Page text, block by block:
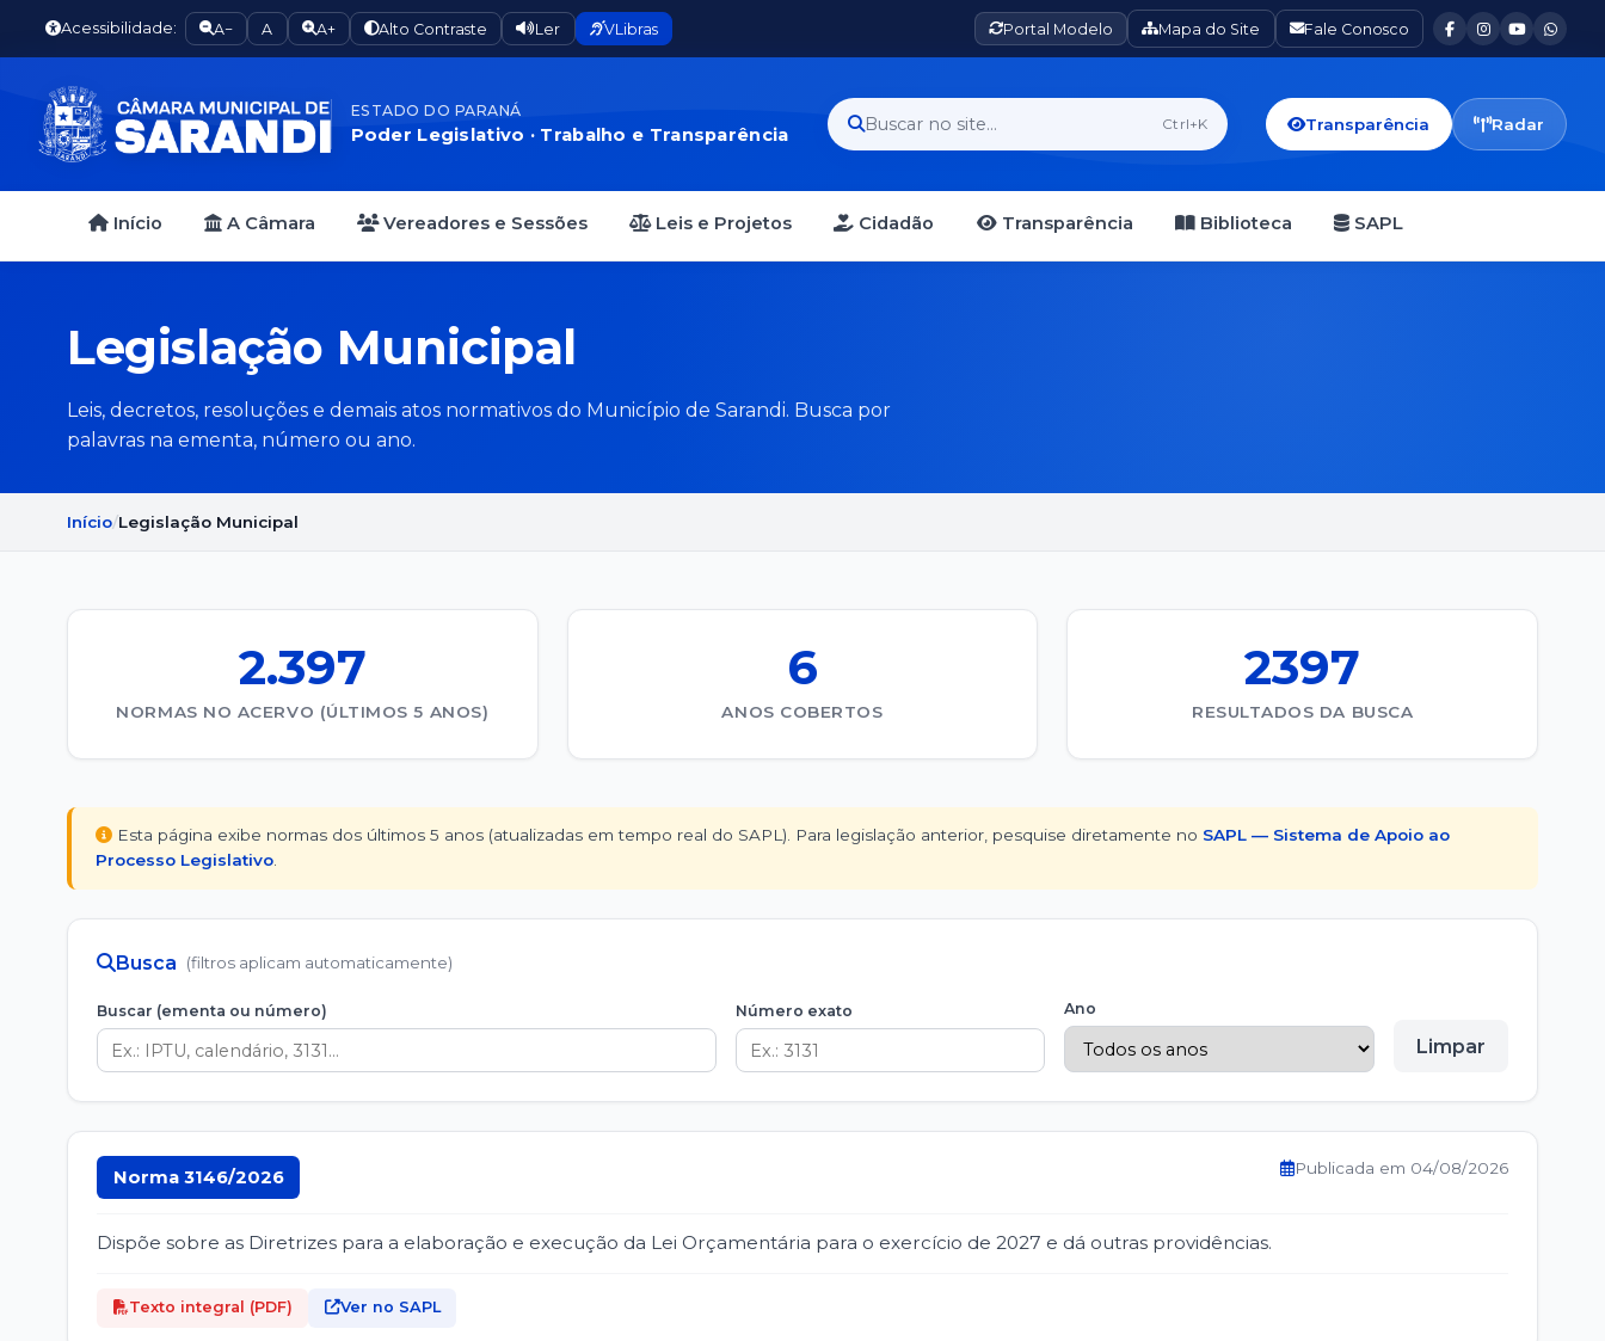
Acessibilidade: A− A A+ Alto Contraste Ler VLibras Portal Modelo Mapa do Site Fale Conosco
ESTADO DO PARANÁ
Poder Legislativo · Trabalho e Transparência
Buscar no site... Ctrl+K Transparência Radar
Início A Câmara Vereadores e Sessões Leis e Projetos Cidadão Transparência Biblioteca SAPL
Legislação Municipal
Leis, decretos, resoluções e demais atos normativos do Município de Sarandi. Busca por
palavras na ementa, número ou ano.
Início Legislação Municipal
2.397
NORMAS NO ACERVO (ÚLTIMOS 5 ANOS)
6
ANOS COBERTOS
2397
RESULTADOS DA BUSCA
Esta página exibe normas dos últimos 5 anos (atualizadas em tempo real do SAPL). Para legislação anterior, pesquise diretamente no SAPL — Sistema de Apoio ao
Processo Legislativo.
Busca (filtros aplicam automaticamente)
Buscar (ementa ou número) Número exato Ano
Limpar
Norma 3146/2026 Publicada em 04/08/2026
Dispõe sobre as Diretrizes para a elaboração e execução da Lei Orçamentária para o exercício de 2027 e dá outras providências.
Texto integral (PDF) Ver no SAPL